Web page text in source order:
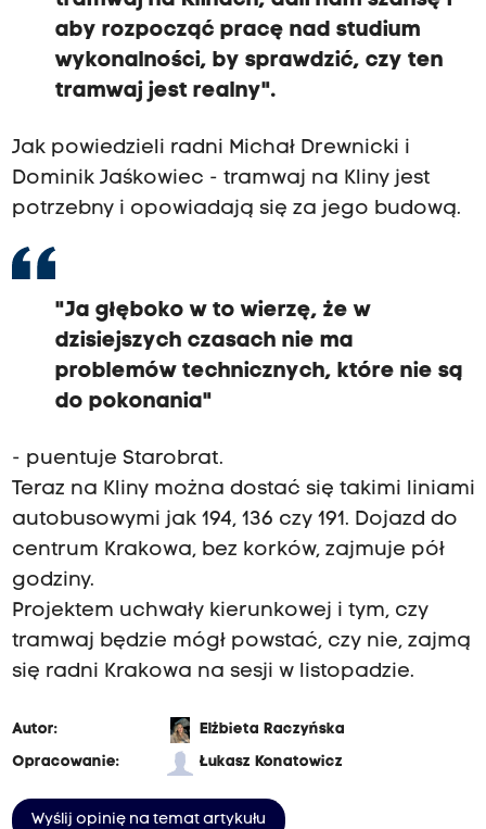
aby rozpocząć pracę nad studium
wykonalności, by sprawdzić, czy ten
tramwaj jest realny".
Jak powiedzieli radni Michał Drewnicki i
Dominik Jaśkowiec - tramwaj na Kliny jest
potrzebny i opowiadają się za jego budową.
"Ja głęboko w to wierzę, że w
dzisiejszych czasach nie ma
problemów technicznych, które nie są
do pokonania"
- puentuje Starobrat.
Teraz na Kliny można dostać się takimi liniami
autobusowymi jak 194, 136 czy 191. Dojazd do
centrum Krakowa, bez korków, zajmuje pół
godziny.
Projektem uchwały kierunkowej i tym, czy
tramwaj będzie mógł powstać, czy nie, zajmą
się radni Krakowa na sesji w listopadzie.
Autor:
Elżbieta Raczyńska
Opracowanie:
Łukasz Konatowicz
Wyślij opinię na temat artykułu